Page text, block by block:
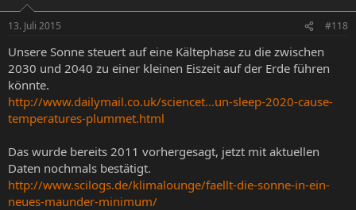
13. Juli 2015 #118
Unsere Sonne steuert auf eine Kältephase zu die zwischen
2030 und 2040 zu einer kleinen Eiszeit auf der Erde führen
könnte.
http://www.dailymail.co.uk/sciencet...un-sleep-2020-cause-
temperatures-plummet.html
Das wurde bereits 2011 vorhergesagt, jetzt mit aktuellen
Daten nochmals bestätigt.
http://www.scilogs.de/klimalounge/faellt-die-sonne-in-ein-
neues-maunder-minimum/